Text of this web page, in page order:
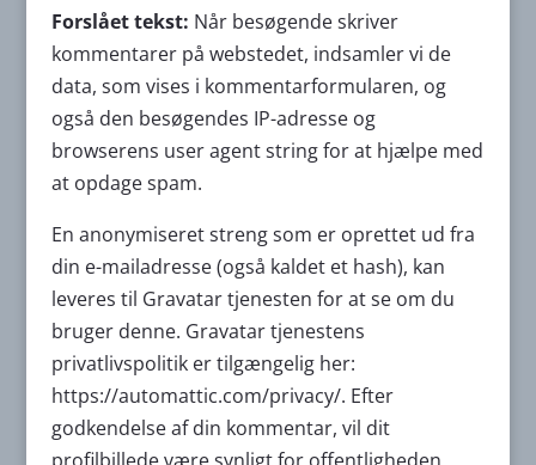
Forslået tekst: Når besøgende skriver
kommentarer på webstedet, indsamler vi de
data, som vises i kommentarformularen, og
også den besøgendes IP-adresse og
browserens user agent string for at hjælpe med
at opdage spam.
En anonymiseret streng som er oprettet ud fra
din e-mailadresse (også kaldet et hash), kan
leveres til Gravatar tjenesten for at se om du
bruger denne. Gravatar tjenestens
privatlivspolitik er tilgængelig her:
https://automattic.com/privacy/. Efter
godkendelse af din kommentar, vil dit